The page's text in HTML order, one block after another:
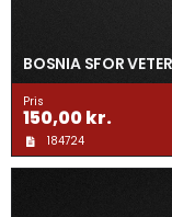
Våbenskjold
BOSNIA SFOR
Pris
150,00kr.
184724